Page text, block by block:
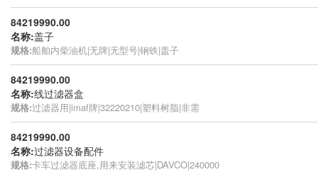
84219990.00
名称:盖子
规格:船舶内柴油机|无牌|无型号|钢铁|盖子
84219990.00
名称:线过滤器盒
规格:过滤器用|imaf牌|32220210|塑料树脂|非需
84219990.00
名称:过滤器设备配件
规格:卡车过滤器底座,用来安装滤芯|DAVCO|240000